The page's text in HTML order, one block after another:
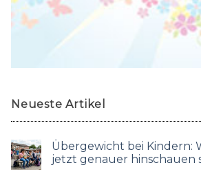
Neueste Artikel
Übergewicht bei Kindern:
jetzt genauer hinschauen